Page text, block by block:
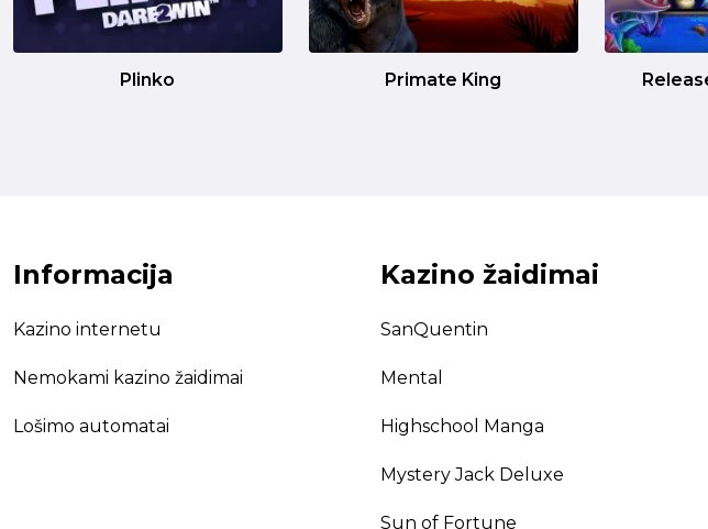
Plinko Primate King
Informacija
Kazino internetu
Nemokami kazino žaidimai
Lošimo automatai
Kazino žaidimai
SanQuentin
Mental
Highschool Manga
Mystery Jack Deluxe
Sun of Fortune